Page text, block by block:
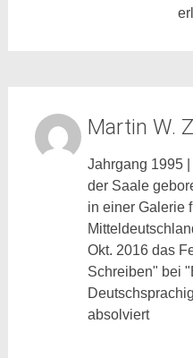
Martin W.
Jahrgang 1995
der Saale
in einer Galerie
Okt. 2016 das
Schreiben" bei
absolviert